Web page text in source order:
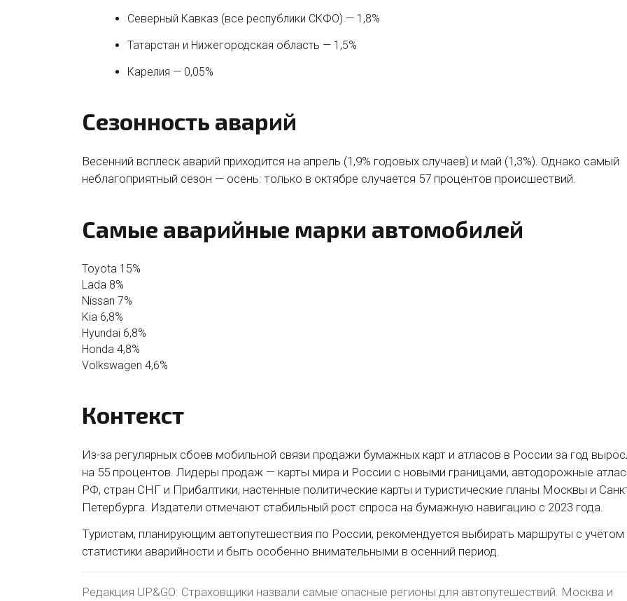
Северный Кавказ (все республики СКФО) — 1,8%
Татарстан и Нижегородская область — 1,5%
Карелия — 0,05%
Сезонность аварий
Весенний всплеск аварий приходится на апрель (1,9% годовых случаев) и май (1,3%). Однако самый
неблагоприятный сезон — осень: только в октябре случается 57 процентов происшествий.
Самые аварийные марки автомобилей
Toyota 15%
Lada 8%
Nissan 7%
Kia 6,8%
Hyundai 6,8%
Honda 4,8%
Volkswagen 4,6%
Контекст
Из-за регулярных сбоев мобильной связи продажи бумажных карт и атласов в России за год
на 55 процентов. Лидеры продаж — карты мира и России с новыми границами, автодорожные
РФ, стран СНГ и Прибалтики, настенные политические карты и туристические планы Москвы и
Петербурга. Издатели отмечают стабильный рост спроса на бумажную навигацию с 2023 года.
Туристам, планирующим автопутешествия по России, рекомендуется выбирать маршруты с учётом
статистики аварийности и быть особенно внимательными в осенний период.
Редакция UP&GO: Страховщики назвали самые опасные регионы для автопутешествий. Москва и